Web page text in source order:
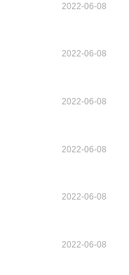
2022-06-08
2022-06-08
2022-06-08
2022-06-08
2022-06-08
2022-06-08